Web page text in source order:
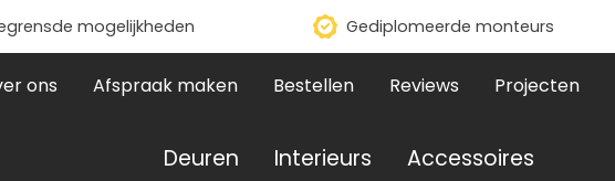
mogelijkheden Gediplomeerde monteurs
ons Afspraak maken Bestellen Reviews Projecten
Deuren Interieurs Accessoires